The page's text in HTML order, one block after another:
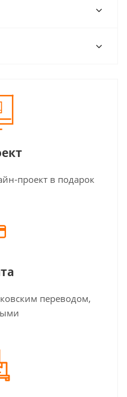
проект в подарок
переводом,